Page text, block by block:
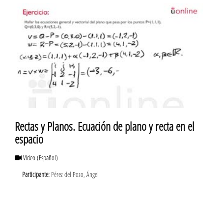
Rectas y Planos. Ecuación de plano y recta en el
espacio
Vídeo(Español)
Participante: Pérez del Pozo, Ángel